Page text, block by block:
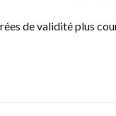
de validité plus